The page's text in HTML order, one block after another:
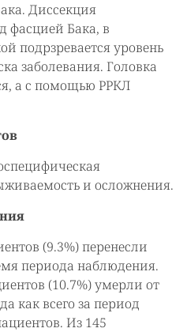
Диссекция
фасцией Бака, в
подрзревается уровень
заболевания. Головка
а с помощью РРКЛ
и осложнения.
(9.3%) перенесли
периода наблюдения.
(10.7%) умерли от
как всего за период
Из 145